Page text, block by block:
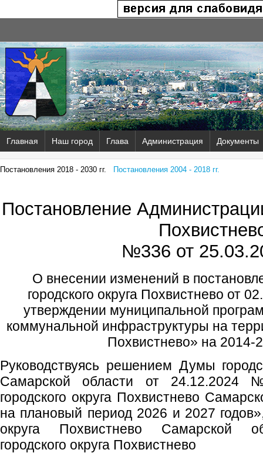
Главная Наш город Глава Администрация Документы
Постановления 2018 - 2030 гг. Постановления 2004 - 2018 гг.
Постановление
№336 от
О внесении изменений в
городского округа Похвистнево от
утверждении муниципальной
коммунальной инфраструктуры на
Похвистнево» на 2014-
Руководствуясь решением Думы
Самарской области от
городского округа Похвистнево
на плановый период 2026 и 2027
округа Похвистнево Самарской
городского округа Похвистнево